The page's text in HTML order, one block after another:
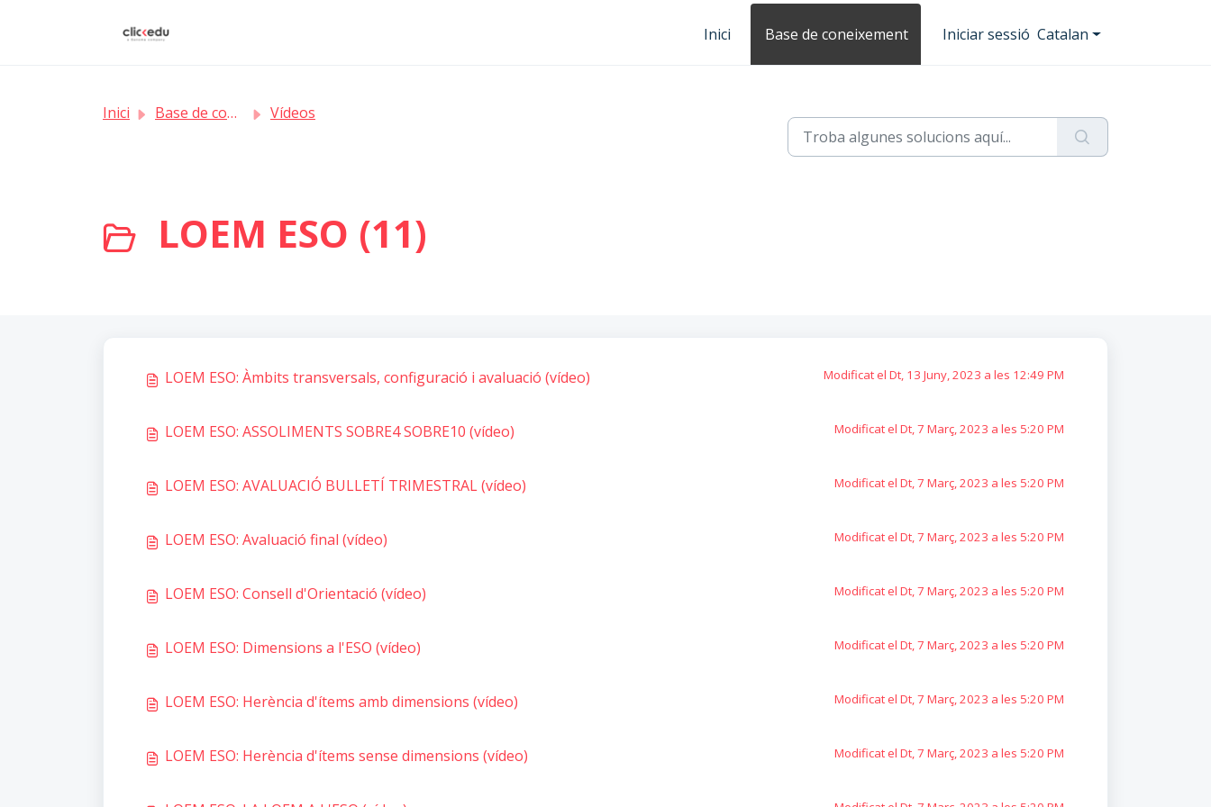
Inici
Base de coneixement Iniciar sessió Catalan
Inici Base de coneixement Vídeos
LOEM ESO (11)
LOEM ESO: Àmbits transversals, configuració i avaluació (vídeo) Modificat el Dt, 13 Juny, 2023 a les 12:49 PM
LOEM ESO: ASSOLIMENTS SOBRE4 SOBRE10 (vídeo) Modificat el Dt, 7 Març, 2023 a les 5:20 PM
LOEM ESO: AVALUACIÓ BULLETÍ TRIMESTRAL (vídeo) Modificat el Dt, 7 Març, 2023 a les 5:20 PM
LOEM ESO: Avaluació final (vídeo) Modificat el Dt, 7 Març, 2023 a les 5:20 PM
LOEM ESO: Consell d'Orientació (vídeo) Modificat el Dt, 7 Març, 2023 a les 5:20 PM
LOEM ESO: Dimensions a l'ESO (vídeo) Modificat el Dt, 7 Març, 2023 a les 5:20 PM
LOEM ESO: Herència d'ítems amb dimensions (vídeo) Modificat el Dt, 7 Març, 2023 a les 5:20 PM
LOEM ESO: Herència d'ítems sense dimensions (vídeo) Modificat el Dt, 7 Març, 2023 a les 5:20 PM